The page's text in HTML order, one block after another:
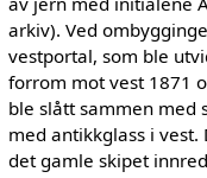
arkiv). Ved
vestportal, som ble
forrom mot vest 1871
ble slått sammen med
med antikkglass i
det gamle skipet